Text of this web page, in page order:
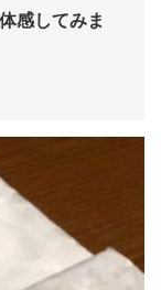
感してみま